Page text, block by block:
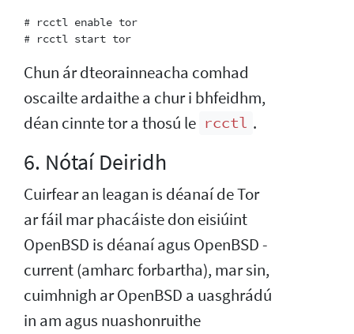
# rcctl enable tor
Chun ár dteorainneacha comhad
oscailte ardaithe a chur i bhfeidhm,
déan cinnte tor a thosú le rcctl .
6. Nótaí Deiridh
Cuirfear an leagan is déanaí de Tor
ar fáil mar phacáiste don eisiúint
OpenBSD is déanaí agus OpenBSD -
current (amharc forbartha), mar sin,
cuimhnigh ar OpenBSD a uasghrádú
in am agus nuashonruithe